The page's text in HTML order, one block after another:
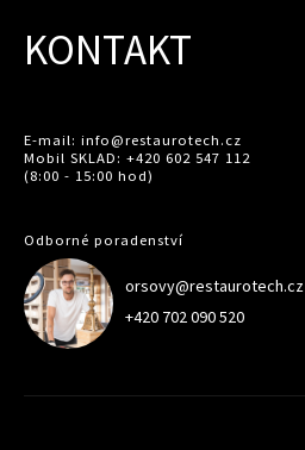
KONTAKT
E-mail: info@restaurotech.cz
Mobil SKLAD: +420 602 547 112
(8:00 - 15:00 hod)
Odborné poradenství
orsovy@restaurotech.cz
+420 702 090 520